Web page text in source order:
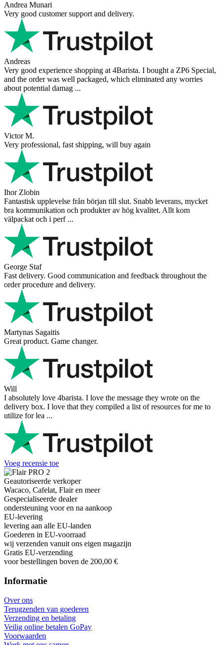
Andrea Munari
Very good customer support and delivery.
Andreas
Very good experience shopping at 4Barista. I bought a ZP6 Special,
and the order was well packaged, which eliminated any worries
about potential damag ...
Victor M.
Very professional, fast shipping, will buy again
Ihor Zlobin
Fantastisk upplevelse från början till slut. Snabb leverans, mycket
bra kommunikation och produkter av hög kvalitet. Allt kom
välpackat och i perf ...
George Staf
Fast delivery. Good communication and feedback throughout the
order procedure and delivery.
Martynas Sagaitis
Great product. Game changer.
Will
I absolutely love 4barista. I love the message they wrote on the
delivery box. I love that they compiled a list of resources for me to
utilize for lea ...
Voeg recensie toe
Geautoriseerde verkoper
Wacaco, Cafelat, Flair en meer
Gespecialiseerde dealer
ondersteuning voor en na aankoop
EU-levering
levering aan alle EU-landen
Goederen in EU-voorraad
wij verzenden vanuit ons eigen magazijn
Gratis EU-verzending
voor bestellingen boven de 200,00 €
Informatie
Over ons
Terugzenden van goederen
Verzending en betaling
Veilig online betalen GoPay
Voorwaarden